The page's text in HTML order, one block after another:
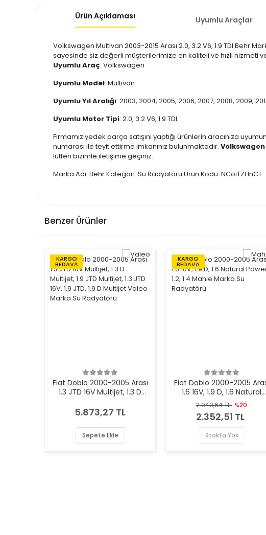
Ürün Açıklaması Uyumlu Araçlar
Volkswagen Multivan 2003-2015 Arası 2.0, 3.2 V6, 1.9 TDI Behr
sayesinde siz değerli müşterilerimize en kaliteli ve hızlı hizmeti
Uyumlu Araç: Volkswagen
Uyumlu Model: Multivan
Uyumlu Yıl Aralığı: 2003, 2004, 2005, 2006, 2007, 2008, 2009,
Uyumlu Motor Tipi: 2.0, 3.2 V6, 1.9 TDI
Firmamız yedek parça satışını yaptığı ürünlerin aracınıza
numarası ile teyit ettirme imkanınız bulunmaktadır. Volkswagen
lütfen bizimle iletişime geçiniz.
Marka Adı: Behr Kategori: Su Radyatörü Ürün Kodu: NCoiTZHnCT
Benzer Ürünler
KARGO
BEDAVA
Fiat Doblo 2000-2005 Arası
1.3 JTD 16V Multijet, 1.3 D
JTD 16V, 1.9 JTD, 1.9 D
Multijet Valeo Marka Su
Radyatörü
5.873,27 TL
Sepete Ekle
KARGO
BEDAVA
Fiat Doblo 2000-2005
1.6 16V, 1.9 D, 1.6 Natural
Power, 1.2, 1.4 Mahle Marka
Su Radyatörü
2.940,64 TL %20
2.352,51 TL
Stokta Yok